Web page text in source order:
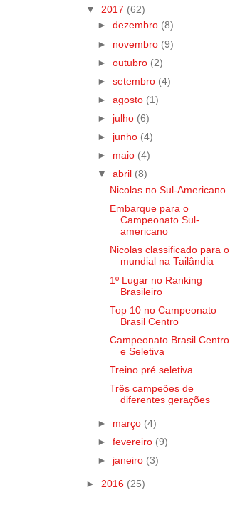
▼ 2017 (62)
►dezembro (8)
► novembro (9)
►outubro (2)
►setembro (4)
►agosto (1)
► julho (6)
► junho (4)
► maio (4)
▼abril (8)
Nicolas no Sul-Americano
Embarque para o
Campeonato Sul-
americano
Nicolas classificado para o
mundial na Tailândia
1º Lugar no Ranking
Brasileiro
Top 10 no Campeonato
Brasil Centro
Campeonato Brasil Centro
e Seletiva
Treino pré seletiva
Três campeões de
diferentes gerações
► março (4)
►fevereiro (9)
► janeiro (3)
► 2016 (25)